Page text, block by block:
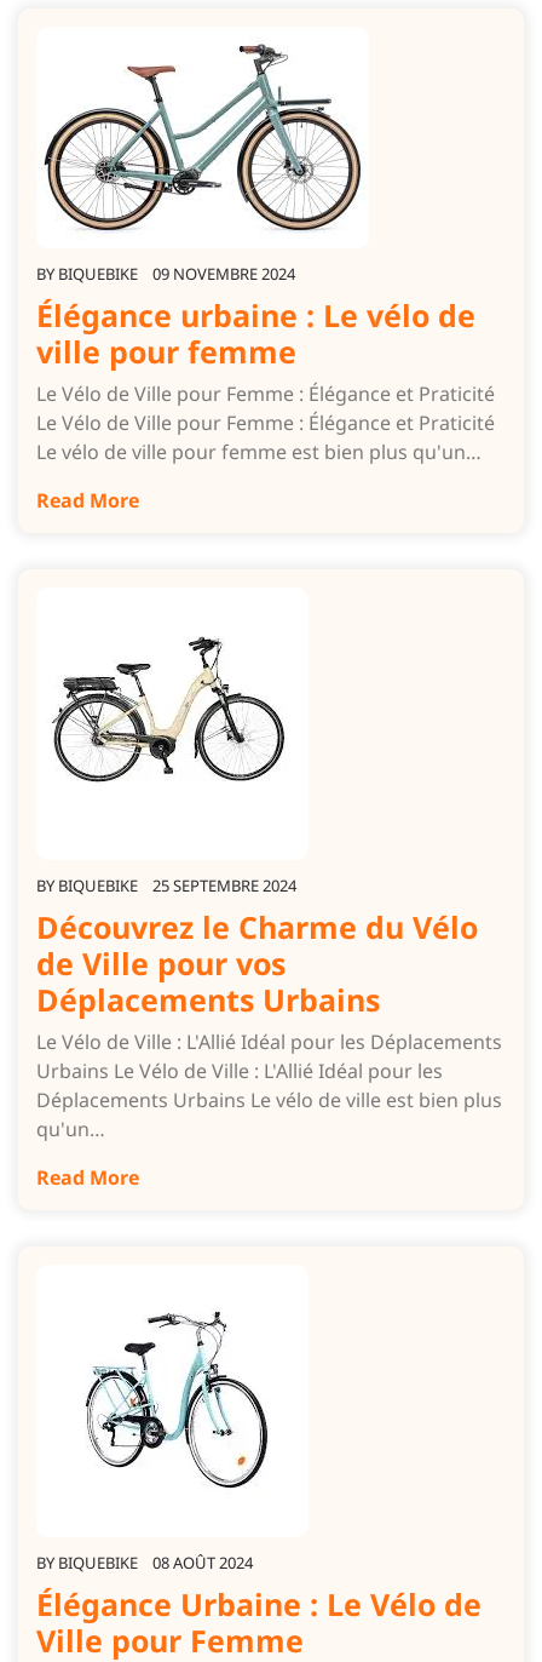
BY BIQUEBIKE 09 NOVEMBRE 2024
Élégance urbaine : Le vélo de
ville pour femme
Le Vélo de Ville pour Femme : Élégance et Praticité
Le Vélo de Ville pour Femme : Élégance et Praticité
Le vélo de ville pour femme est bien plus qu'un…
Read More
BY BIQUEBIKE 25 SEPTEMBRE 2024
Découvrez le Charme du Vélo
de Ville pour vos
Déplacements Urbains
Le Vélo de Ville : L'Allié Idéal pour les Déplacements
Urbains Le Vélo de Ville : L'Allié Idéal pour les
Déplacements Urbains Le vélo de ville est bien plus
qu'un…
Read More
BY BIQUEBIKE 08 AOÛT 2024
Élégance Urbaine : Le Vélo de
Ville pour Femme